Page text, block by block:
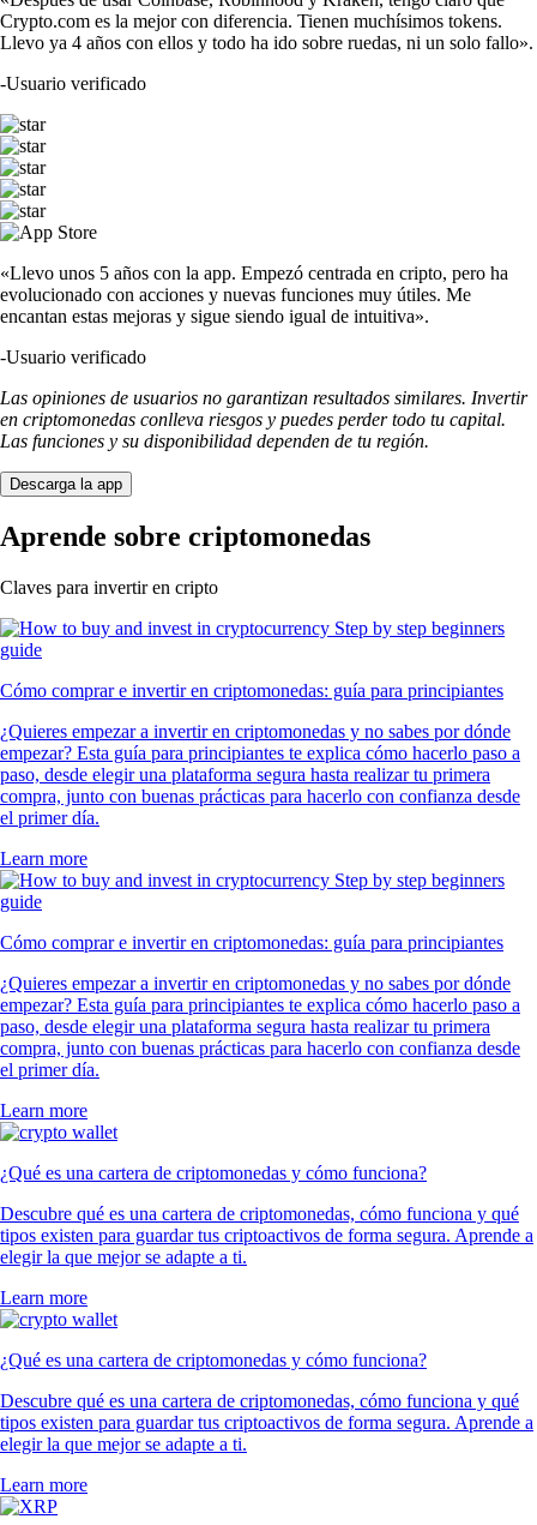
Crypto.com es la mejor con diferencia. Tienen muchísimos tokens.
Llevo ya 4 años con ellos y todo ha ido sobre ruedas, ni un solo fallo».
-Usuario verificado
«Llevo unos 5 años con la app. Empezó centrada en cripto, pero ha
evolucionado con acciones y nuevas funciones muy útiles. Me
encantan estas mejoras y sigue siendo igual de intuitiva».
-Usuario verificado
Las opiniones de usuarios no garantizan resultados similares. Invertir
en criptomonedas conlleva riesgos y puedes perder todo tu capital.
Las funciones y su disponibilidad dependen de tu región.
Descarga la app
Aprende sobre criptomonedas
Claves para invertir en cripto
Cómo comprar e invertir en criptomonedas: guía para principiantes
¿Quieres empezar a invertir en criptomonedas y no sabes por dónde
empezar? Esta guía para principiantes te explica cómo hacerlo paso a
paso, desde elegir una plataforma segura hasta realizar tu primera
compra, junto con buenas prácticas para hacerlo con confianza desde
el primer día.
Learn more
Cómo comprar e invertir en criptomonedas: guía para principiantes
¿Quieres empezar a invertir en criptomonedas y no sabes por dónde
empezar? Esta guía para principiantes te explica cómo hacerlo paso a
paso, desde elegir una plataforma segura hasta realizar tu primera
compra, junto con buenas prácticas para hacerlo con confianza desde
el primer día.
Learn more
¿Qué es una cartera de criptomonedas y cómo funciona?
Descubre qué es una cartera de criptomonedas, cómo funciona y qué
tipos existen para guardar tus criptoactivos de forma segura. Aprende a
elegir la que mejor se adapte a ti.
Learn more
¿Qué es una cartera de criptomonedas y cómo funciona?
Descubre qué es una cartera de criptomonedas, cómo funciona y qué
tipos existen para guardar tus criptoactivos de forma segura. Aprende a
elegir la que mejor se adapte a ti.
Learn more